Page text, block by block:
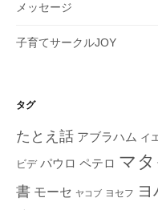
メッセージ
子育てサークルJOY
タグ
たとえ話 アブラハム イ
ビデ パウロ ペテロ マ
書 モーセ ヤコブ ヨセフ